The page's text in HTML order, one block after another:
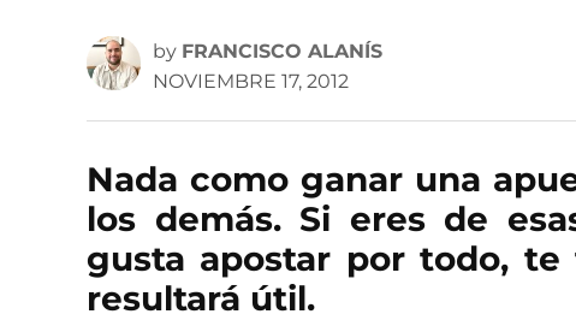
by FRANCISCO ALANÍS
NOVIEMBRE 17, 2012
Nada como ganar una
los demás. Si eres de
gusta apostar por todo,
resultará útil.